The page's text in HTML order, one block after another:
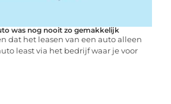
was nog nooit zo gemakkelijk
dat het leasen van een auto alleen
least via het bedrijf waar je voor